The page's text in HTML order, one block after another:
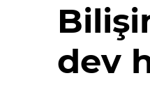
dev